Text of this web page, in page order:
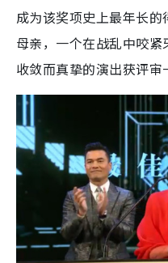
成为该奖项史上最年长
母亲，一个在战乱中咬
收敛而真挚的演出获评审